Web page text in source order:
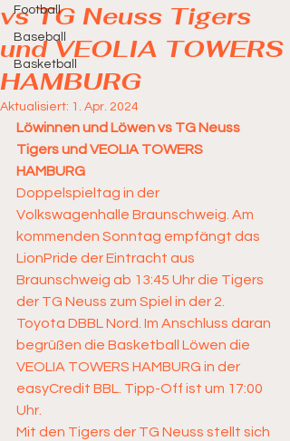
Football
Baseball
Basketball
vs TG Neuss Tigers
und VEOLIA TOWERS
HAMBURG
Aktualisiert: 1. Apr. 2024
Löwinnen und Löwen vs TG Neuss
Tigers und VEOLIA TOWERS
HAMBURG
Doppelspieltag in der
Volkswagenhalle Braunschweig. Am
kommenden Sonntag empfängt das
LionPride der Eintracht aus
Braunschweig ab 13:45 Uhr die Tigers
der TG Neuss zum Spiel in der 2.
Toyota DBBL Nord. Im Anschluss daran
begrüßen die Basketball Löwen die
VEOLIA TOWERS HAMBURG in der
easyCredit BBL. Tipp-Off ist um 17:00
Uhr.
Mit den Tigers der TG Neuss stellt sich